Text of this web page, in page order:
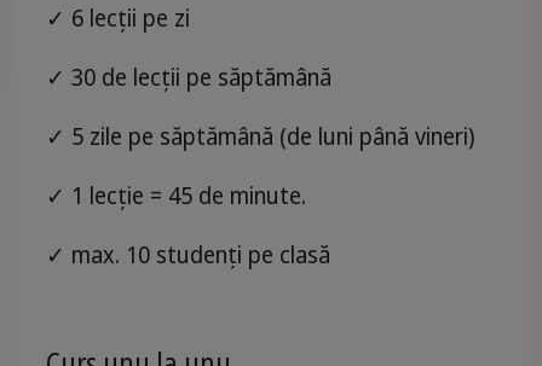
✓ 6 lecții pe zi
✓ 30 de lecții pe săptămână
✓ 5 zile pe săptămână (de luni până vineri)
✓ 1 lecție = 45 de minute.
✓ max. 10 studenți pe clasă